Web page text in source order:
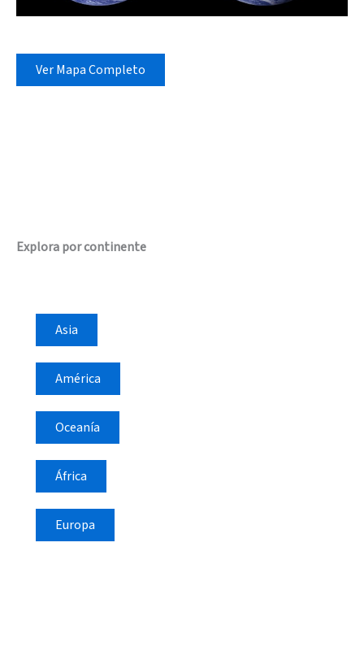
Ver Mapa Completo
Explora por continente
Asia
América
Oceanía
África
Europa